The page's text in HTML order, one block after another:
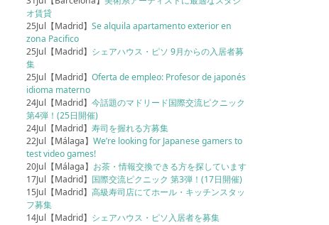
オ賃貸
25Jul【Madrid】Se alquila apartamento exterior en
zona Pacifico
25Jul【Madrid】 シェアハウス・ピソ 9月からの入居者募
集
25Jul【Madrid】Oferta de empleo: Profesor de japonés
idioma materno
24Jul【Madrid】今話題のマドリード国際交流ピクニック
第4弾！(25日開催)
24Jul【Madrid】寿司を握れる方募集
22Jul【Málaga】We’re looking for Japanese gamers to
test video games!
20Jul【Málaga】 お茶・情報交換できる方を探しています
17Jul【Madrid】 国際交流ピクニック 第3弾！(17日開催)
15Jul【Madrid】高級寿司店にてホール・キッチンスタッ
フ募集
14Jul【Madrid】 シェアハウス・ピソ入居者を募集